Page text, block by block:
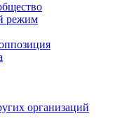
режим
организаций